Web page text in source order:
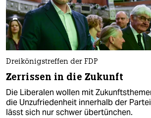
Dreikönigstreffen der FDP
Zerrissen in die Zukunft
Die Liberalen wollen mit
die Unzufriedenheit innerhalb der
lässt sich nur schwer übertünchen.